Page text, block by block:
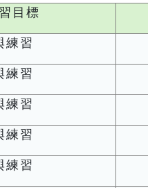
目標
練習
練習
練習
練習
練習